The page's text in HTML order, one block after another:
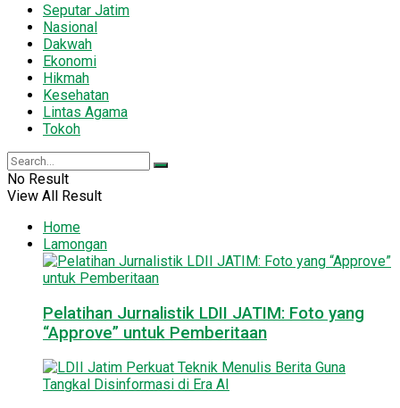
Seputar Jatim
Nasional
Dakwah
Ekonomi
Hikmah
Kesehatan
Lintas Agama
Tokoh
No Result
View All Result
Home
Lamongan
Pelatihan Jurnalistik LDII JATIM: Foto yang
“Approve” untuk Pemberitaan